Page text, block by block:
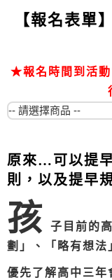
【報名表單
★報名時間到活動
原來…可以提
則，以及提早
孩
子目前的
劃」、「略有想法
優先了解高中三年